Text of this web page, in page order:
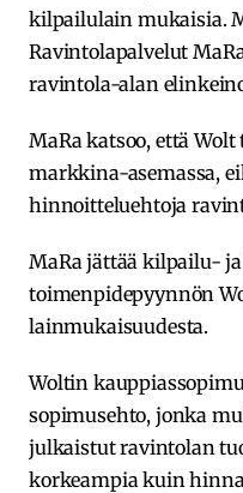
kilpailulain mukaisia.
Ravintolapalvelut
ravintola-alan
MaRa katsoo, että
markkina-asemassa,
hinnoitteluehtoja
MaRa jättää kilpailu-
toimenpidepyynnön
lainmukaisuudesta.
Woltin
sopimusehto, jonka
julkaistut ravintolan
korkeampia kuin